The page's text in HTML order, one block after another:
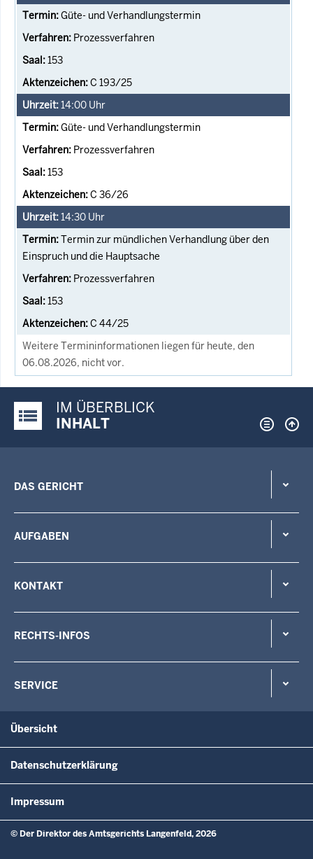
Güte- und Verhandlungstermin
Prozessverfahren
153
C 193/25
14:00 Uhr
Güte- und Verhandlungstermin
Prozessverfahren
153
C 36/26
14:30 Uhr
Termin zur mündlichen Verhandlung über den
Einspruch und die Hauptsache
Prozessverfahren
153
C 44/25
Weitere Termininformationen liegen für heute, den
06.08.2026, nicht vor.
Justiz-Portal im Überblick:
IM ÜBERBLICK
INHALT
DAS GERICHT
AUFGABEN
KONTAKT
RECHTS-INFOS
SERVICE
Übersicht
Datenschutzerklärung
Impressum
© Der Direktor des Amtsgerichts Langenfeld, 2026